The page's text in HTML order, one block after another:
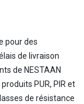
pour des
de livraison
de NESTAAN
PUR, PIR et
de résistance